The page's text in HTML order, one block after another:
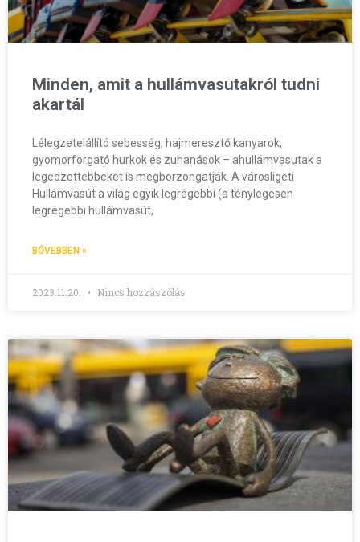
Minden, amit a hullámvasutakról tudni
akartál
Lélegzetelállító sebesség, hajmeresztő kanyarok,
gyomorforgató hurkok és zuhanások – ahullámvasutak a
legedzettebbeket is megborzongatják. A városligeti
Hullámvasút a világ egyik legrégebbi (a ténylegesen
legrégebbi hullámvasút,
BŐVEBBEN »
2023.11.20. Nincs hozzászólás